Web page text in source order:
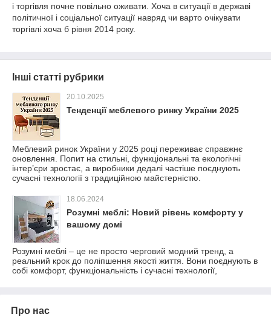
і торгівля почне повільно оживати. Хоча в ситуації в державі
політичної і соціальної ситуації навряд чи варто очікувати
торгівлі хоча б рівня 2014 року.
Інші статті рубрики
20.10.2025
Тенденції меблевого ринку України 2025
Меблевий ринок України у 2025 році переживає справжнє
оновлення. Попит на стильні, функціональні та екологічні
інтер’єри зростає, а виробники дедалі частіше поєднують
сучасні технології з традиційною майстерністю.
18.06.2024
Розумні меблі: Новий рівень комфорту у
вашому домі
Розумні меблі – це не просто черговий модний тренд, а
реальний крок до поліпшення якості життя. Вони поєднують в
собі комфорт, функціональність і сучасні технології,
Про нас